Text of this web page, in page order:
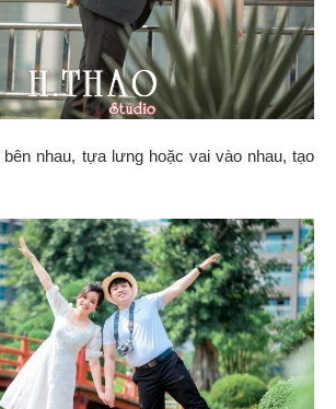
bên nhau, tựa lưng hoặc vai vào nhau, tạo